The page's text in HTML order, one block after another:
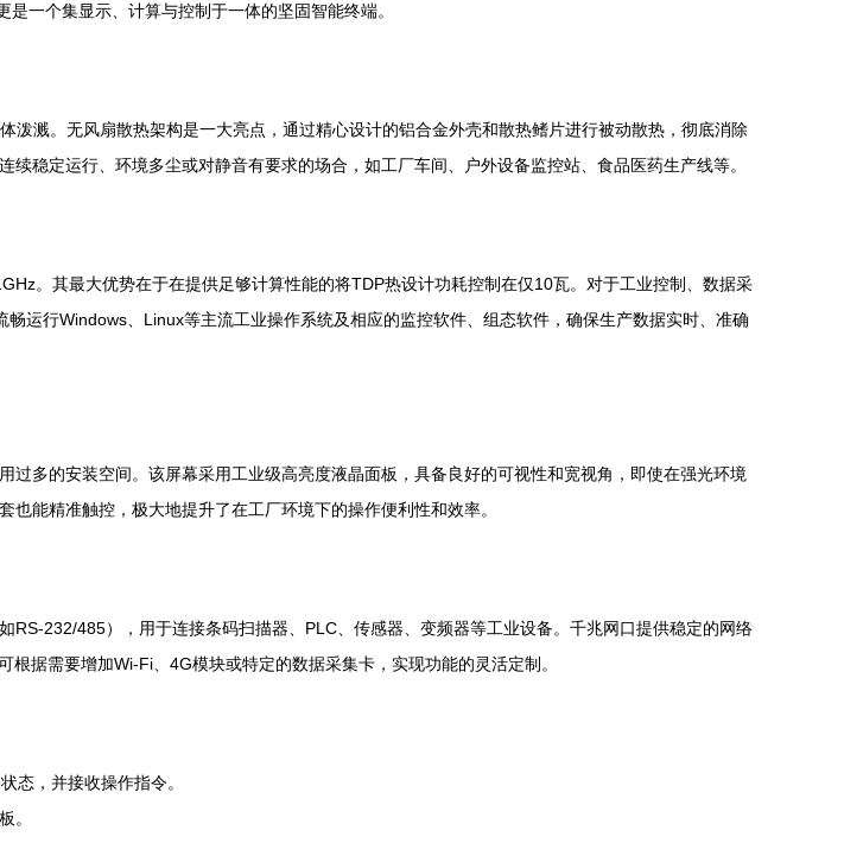
一个集显示、计算与控制于一体的坚固智能终端。
溅。无风扇散热架构是一大亮点，通过精心设计的铝合金外壳和散热鳍片进行被动散热，彻底消除
稳定运行、环境多尘或对静音有要求的场合，如工厂车间、户外设备监控站、食品医药生产线等。
。其最大优势在于在提供足够计算性能的将TDP热设计功耗控制在仅10瓦。对于工业控制、数据采
运行Windows、Linux等主流工业操作系统及相应的监控软件、组态软件，确保生产数据实时、准确
多的安装空间。该屏幕采用工业级高亮度液晶面板，具备良好的可视性和宽视角，即使在强光环境
能精准触控，极大地提升了在工厂环境下的操作便利性和效率。
232/485），用于连接条码扫描器、PLC、传感器、变频器等工业设备。千兆网口提供稳定的网络
据需要增加Wi-Fi、4G模块或特定的数据采集卡，实现功能的灵活定制。
态，并接收操作指令。
。